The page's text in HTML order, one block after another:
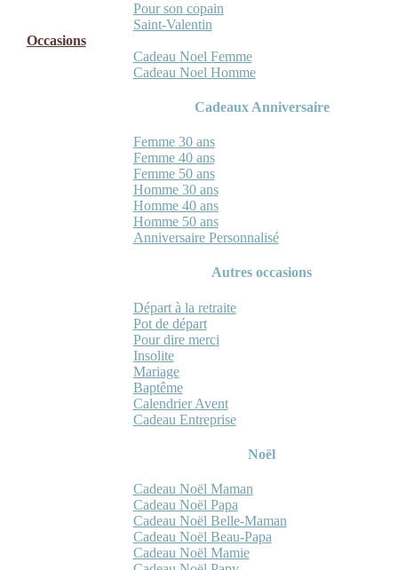
Pour son copain
Saint-Valentin
Occasions
Cadeau Noel Femme
Cadeau Noel Homme
Cadeaux Anniversaire
Femme 30 ans
Femme 40 ans
Femme 50 ans
Homme 30 ans
Homme 40 ans
Homme 50 ans
Anniversaire Personnalisé
Autres occasions
Départ à la retraite
Pot de départ
Pour dire merci
Insolite
Mariage
Baptême
Calendrier Avent
Cadeau Entreprise
Noël
Cadeau Noël Maman
Cadeau Noël Papa
Cadeau Noël Belle-Maman
Cadeau Noël Beau-Papa
Cadeau Noël Mamie